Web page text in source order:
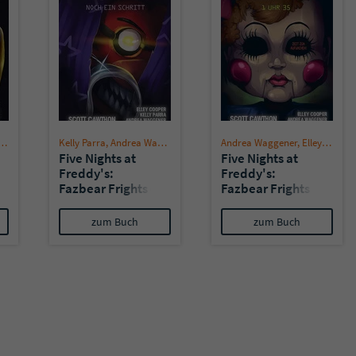
Scott Cawthon
Kelly Parra,Andrea Waggener Elley Cooper,Scott Cawthon
Five Nights at
Freddy's:
Fazbear Frights 4
zum Buch
Andrea Waggener, Elley Cooper
Five Nights at
Freddy's:
Fazbear Frights 3
zum Buch
überprüfen.